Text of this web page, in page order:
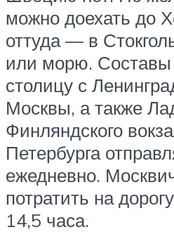
можно доехать до
оттуда — в
или морю.
столицу с
Москвы, а также
Финляндского
Петербурга
ежедневно.
потратить на
14,5 часа.